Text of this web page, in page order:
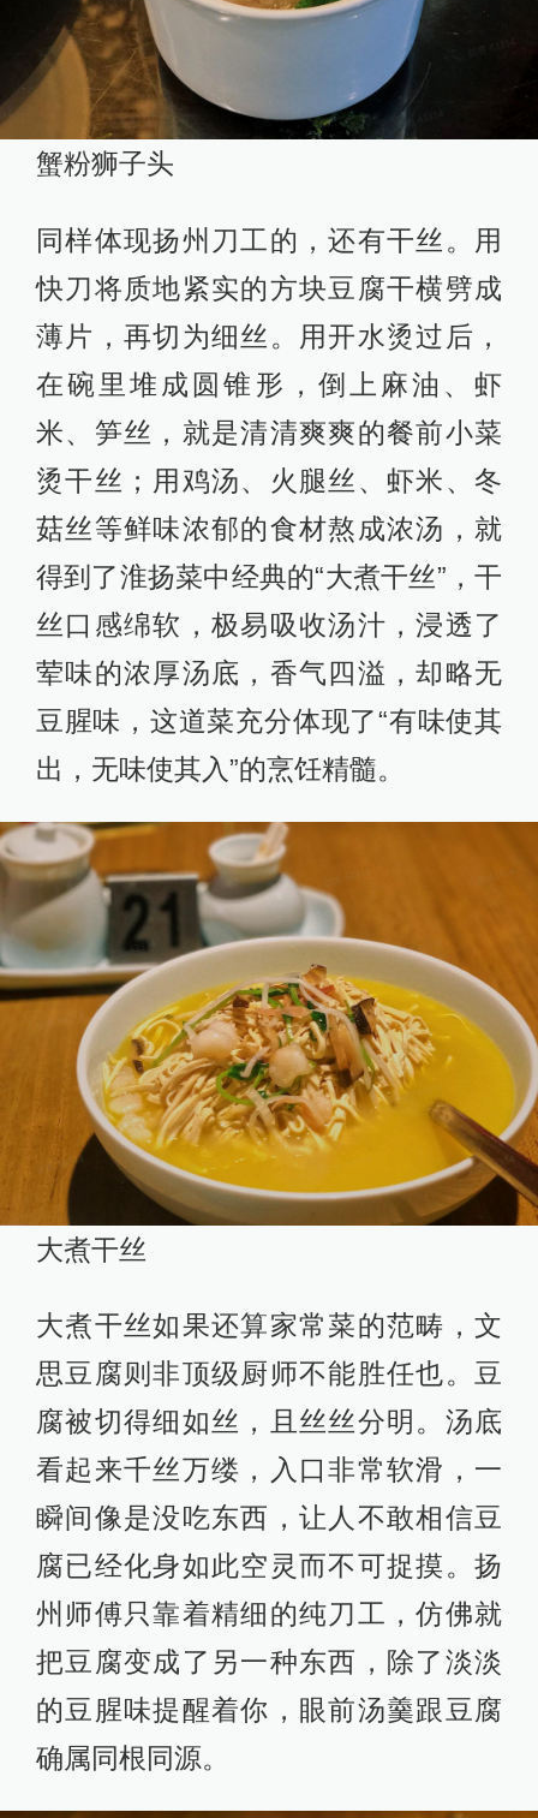
蟹粉狮子头
同样体现扬州刀工的，还有干丝。用
快刀将质地紧实的方块豆腐干横劈成
薄片，再切为细丝。用开水烫过后，
在碗里堆成圆锥形，倒上麻油、虾
米、笋丝，就是清清爽爽的餐前小菜
烫干丝；用鸡汤、火腿丝、虾米、冬
菇丝等鲜味浓郁的食材熬成浓汤，就
得到了淮扬菜中经典的“大煮干丝”，干
丝口感绵软，极易吸收汤汁，浸透了
荤味的浓厚汤底，香气四溢，却略无
豆腥味，这道菜充分体现了“有味使其
出，无味使其入”的烹饪精髓。
大煮干丝
大煮干丝如果还算家常菜的范畴，文
思豆腐则非顶级厨师不能胜任也。豆
腐被切得细如丝，且丝丝分明。汤底
看起来千丝万缕，入口非常软滑，一
瞬间像是没吃东西，让人不敢相信豆
腐已经化身如此空灵而不可捉摸。扬
州师傅只靠着精细的纯刀工，仿佛就
把豆腐变成了另一种东西，除了淡淡
的豆腥味提醒着你，眼前汤羹跟豆腐
确属同根同源。